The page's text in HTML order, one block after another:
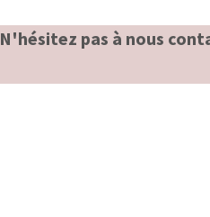
N'hésitez pas à nous